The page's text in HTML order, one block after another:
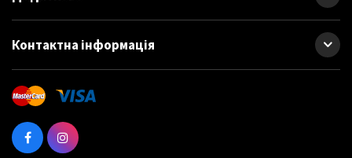
Використовуються з ручним та стаціонарним сведлильним
Контактна інформація